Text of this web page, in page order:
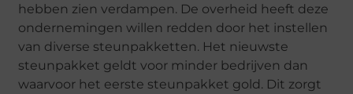
hebben zien verdampen. De overheid heeft deze
ondernemingen willen redden door het instellen
van diverse steunpakketten. Het nieuwste
steunpakket geldt voor minder bedrijven dan
waarvoor het eerste steunpakket gold. Dit zorgt